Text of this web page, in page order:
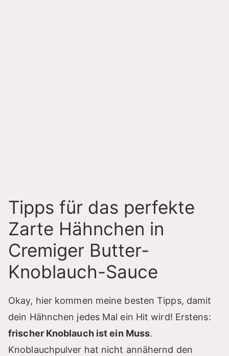
Tipps für das perfekte
Zarte Hähnchen in
Cremiger Butter-
Knoblauch-Sauce
Okay, hier kommen meine besten Tipps, damit
dein Hähnchen jedes Mal ein Hit wird! Erstens:
frischer Knoblauch ist ein Muss.
Knoblauchpulver hat nicht annähernd den